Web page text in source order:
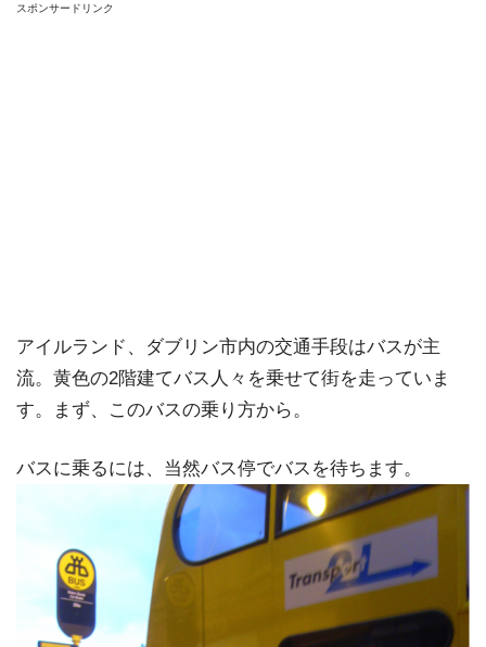
スポンサードリンク
アイルランド、ダブリン市内の交通手段はバスが主
流。黄色の2階建てバス人々を乗せて街を走っていま
す。まず、このバスの乗り方から。
バスに乗るには、当然バス停でバスを待ちます。